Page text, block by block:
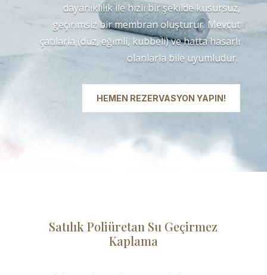
dayanıklılık ile hızlı bir şekilde kusursuz,
geçirimsiz bir membran oluşturur. Mevcut
çatılarla (düz, eğimli, kubbeli) ve hatta hasarlı
olanlarla bile uyumludur.
HEMEN REZERVASYON YAPIN!
Satılık Poliüretan Su Geçirmez
Kaplama